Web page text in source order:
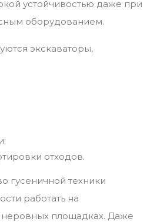
устойчивостью даже при
оборудованием.
экскаваторы,
отходов.
гусеничной техники
работать на
неровных площадках. Даже